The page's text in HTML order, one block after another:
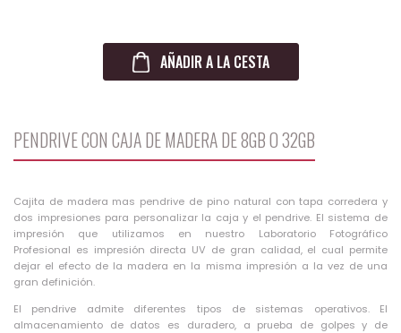
PENDRIVE CON CAJA DE MADERA DE 8GB O 32GB
Cajita de madera mas pendrive de pino natural con tapa corredera y
dos impresiones para personalizar la caja y el pendrive. El sistema de
impresión que utilizamos en nuestro Laboratorio Fotográfico
Profesional es impresión directa UV de gran calidad, el cual permite
dejar el efecto de la madera en la misma impresión a la vez de una
gran definición.
El pendrive admite diferentes tipos de sistemas operativos. El
almacenamiento de datos es duradero, a prueba de golpes y de
AÑADIR A LA CESTA